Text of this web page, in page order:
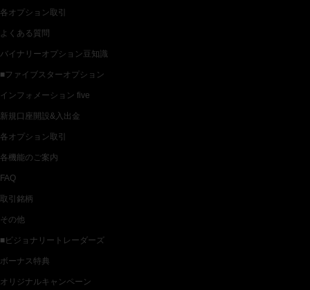
各オプション取引
よくある質問
バイナリーオプション豆知識
■ファイブスターオプション
インフォメーション five
新規口座開設&入出金
各オプション取引
各機能のご案内
FAQ
取引銘柄
その他
■ビジョナリートレーダーズ
ボーナス特典
オリジナルキャンペーン